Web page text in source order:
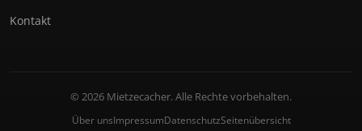
Kontakt
© 2026 Mietzecacher. Alle Rechte vorbehalten.
Über unsImpressumDatenschutzSeitenübersicht